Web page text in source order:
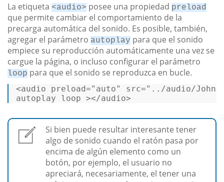
La etiqueta <audio> posee una propiedad preload
que permite cambiar el comportamiento de la
precarga automática del sonido. Es posible, también,
agregar el parámetro autoplay para que el sonido
empiece su reproducción automáticamente una vez se
cargue la página, o incluso configurar el parámetro
loop para que el sonido se reproduzca en bucle.
<audio preload="auto" src="../audio/
autoplay
loop ></audio>
Si bien puede resultar interesante tener
algo de sonido cuando el ratón pasa por
encima de algún elemento como un
botón, por ejemplo, el usuario no
apreciará, necesariamente, el tener una